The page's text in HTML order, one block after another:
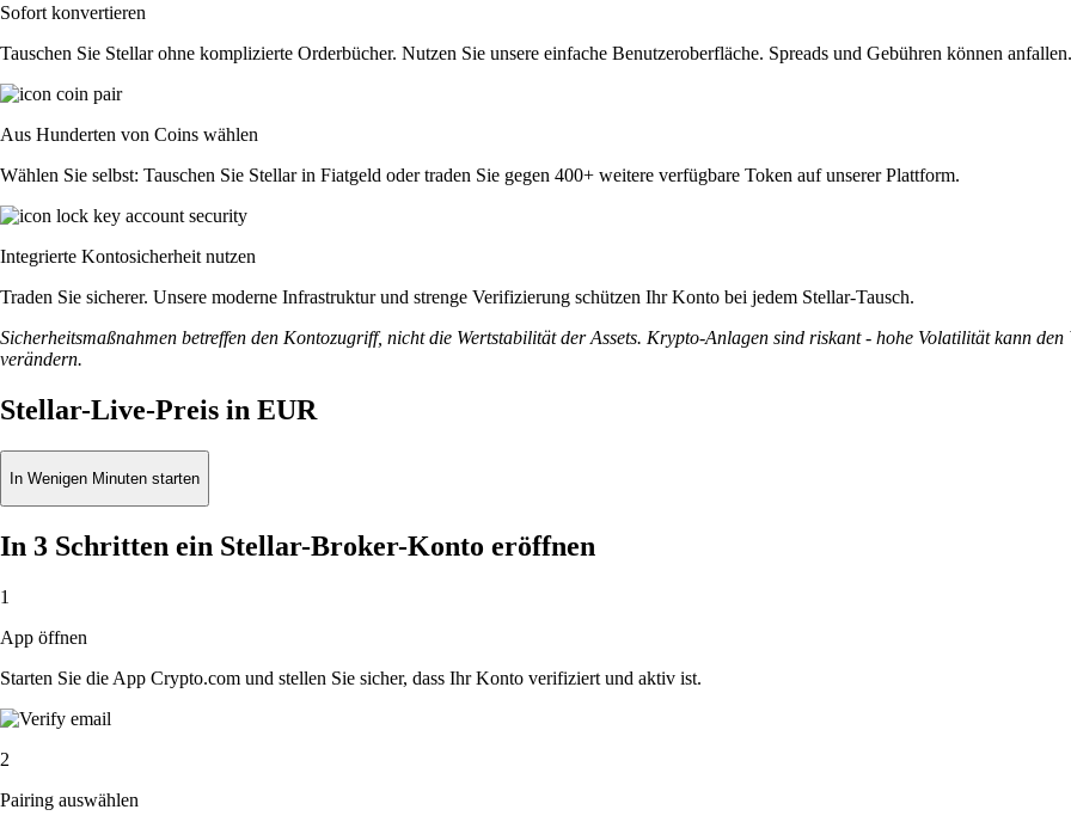
Sofort konvertieren
Tauschen Sie Stellar ohne komplizierte Orderbücher. Nutzen Sie unsere einfache Benutzeroberfläche. Spreads und Gebühren können anfallen.
Aus Hunderten von Coins wählen
Wählen Sie selbst: Tauschen Sie Stellar in Fiatgeld oder traden Sie gegen 400+ weitere verfügbare Token auf unserer Plattform.
Integrierte Kontosicherheit nutzen
Traden Sie sicherer. Unsere moderne Infrastruktur und strenge Verifizierung schützen Ihr Konto bei jedem Stellar-Tausch.
Sicherheitsmaßnahmen betreffen den Kontozugriff, nicht die Wertstabilität der Assets. Krypto-Anlagen sind riskant - hohe Volatilität kann den
verändern.
Stellar-Live-Preis in EUR
In Wenigen Minuten starten
In 3 Schritten ein Stellar-Broker-Konto eröffnen
1
App öffnen
Starten Sie die App Crypto.com und stellen Sie sicher, dass Ihr Konto verifiziert und aktiv ist.
2
Pairing auswählen